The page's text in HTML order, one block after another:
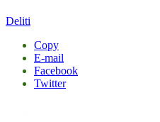
Deliti
Copy
E-mail
Facebook
Twitter